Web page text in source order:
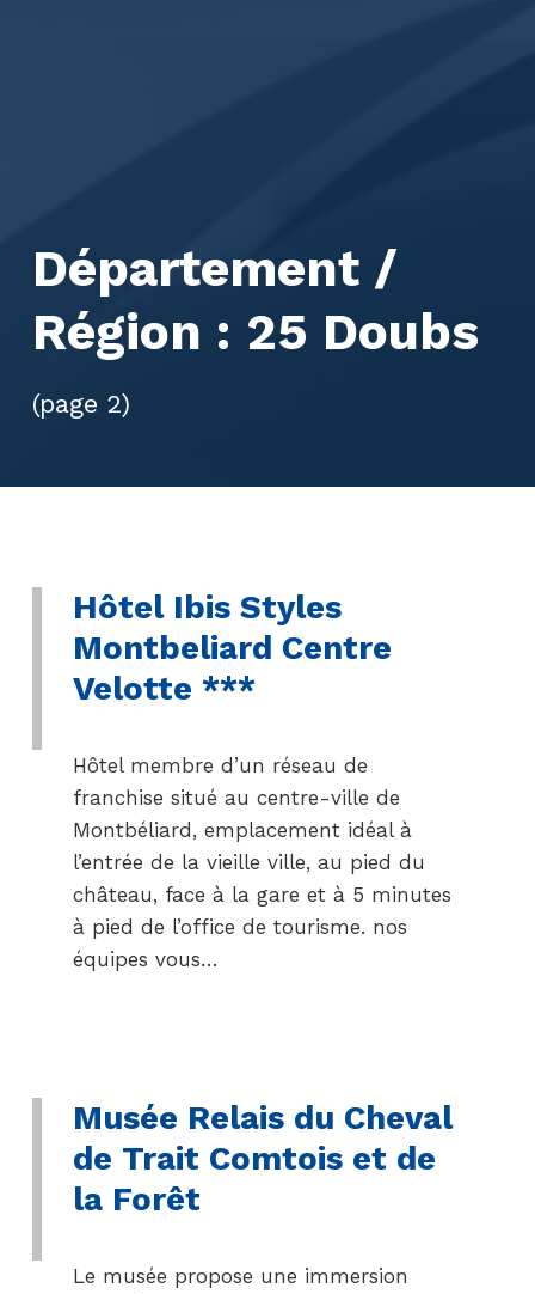
Département /
Région : 25 Doubs
(page 2)
Hôtel Ibis Styles
Montbeliard Centre
Velotte ***
Hôtel membre d’un réseau de
franchise situé au centre-ville de
Montbéliard, emplacement idéal à
l’entrée de la vieille ville, au pied du
château, face à la gare et à 5 minutes
à pied de l’office de tourisme. nos
équipes vous…
Musée Relais du Cheval
de Trait Comtois et de
la Forêt
Le musée propose une immersion